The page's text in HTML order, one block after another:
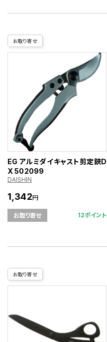
お取り寄せ
EG アルミダイキャスト剪定鋏D
X 502099
DAISHIN
1,342円
お取り寄せ 12ポイント
お取り寄せ